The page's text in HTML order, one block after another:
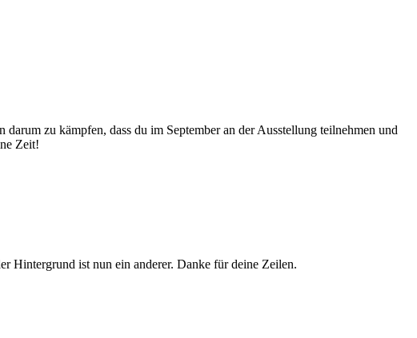
zu kämpfen, dass du im September an der Ausstellung teilnehmen und
Zeit!
Hintergrund ist nun ein anderer. Danke für deine Zeilen.